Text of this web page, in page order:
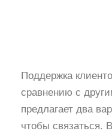
Поддержка
сравнению с
предлагает два
чтобы связаться.